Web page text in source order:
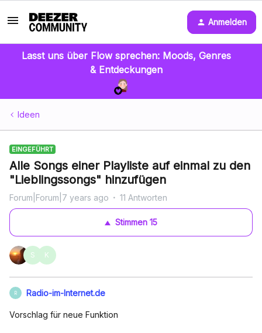
Anmelden
Lasst uns über Flow sprechen: Moods, Genres
& Entdeckungen
Ideen
EINGEFÜHRT
Alle Songs einer Playliste auf einmal zu den
"Lieblingssongs" hinzufügen
Forum|Forum|7 years ago 11 Antworten
Stimmen 15
S K
R Radio-im-Internet.de
Vorschlag für neue Funktion